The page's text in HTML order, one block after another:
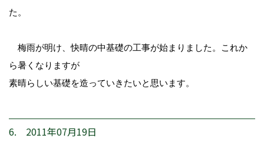
た。
梅雨が明け、快晴の中基礎の工事が始まりました。これか
ら暑くなりますが
素晴らしい基礎を造っていきたいと思います。
6. 2011年07月19日